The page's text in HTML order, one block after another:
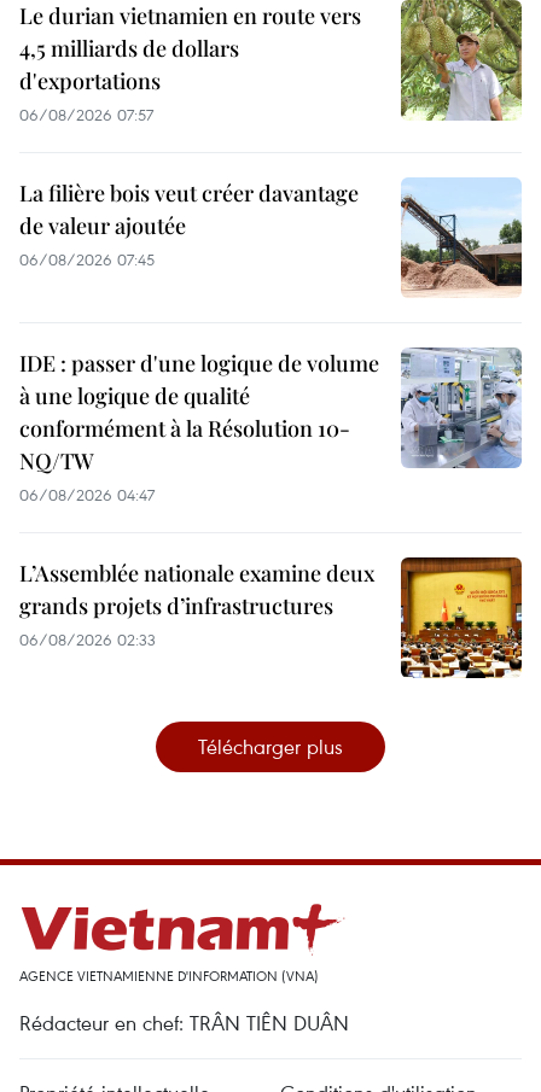
Le durian vietnamien en route vers
4,5 milliards de dollars
d'exportations
06/08/2026 07:57
La filière bois veut créer davantage
de valeur ajoutée
06/08/2026 07:45
IDE : passer d'une logique de volume
à une logique de qualité
conformément à la Résolution 10-
NQ/TW
06/08/2026 04:47
L’Assemblée nationale examine deux
grands projets d’infrastructures
06/08/2026 02:33
Télécharger plus
AGENCE VIETNAMIENNE D'INFORMATION (VNA)
Rédacteur en chef: TRÂN TIÊN DUÂN